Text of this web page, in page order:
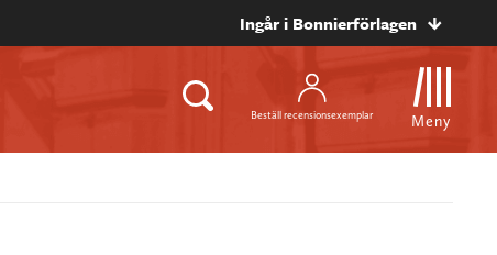
Ingår i Bonnierförlagen
Beställ recensionsexemplar Meny